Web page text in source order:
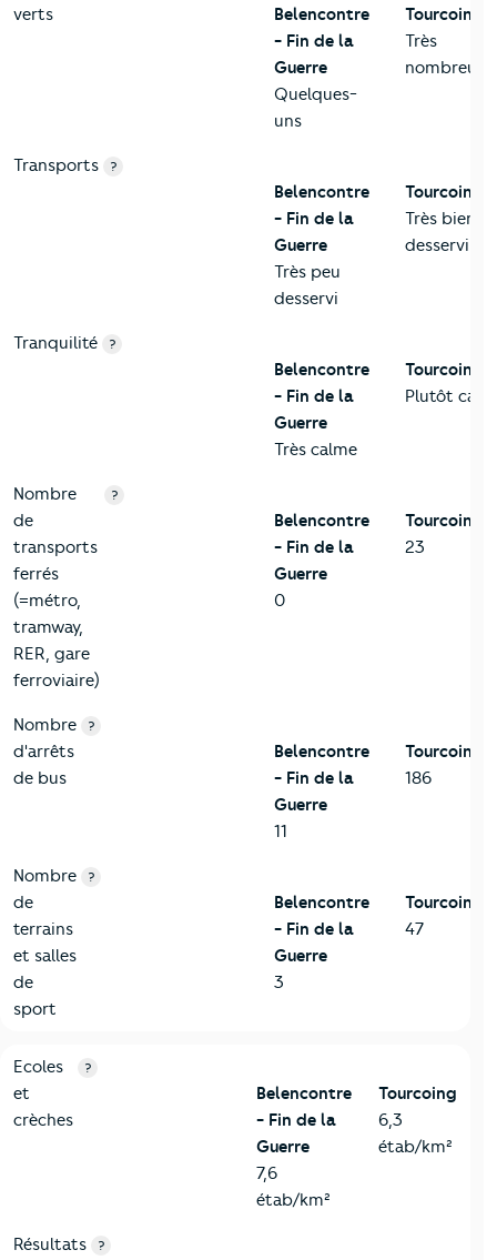
verts
Belencontre
- Fin de la
Guerre
Quelques-
uns
Tourcoing
Très
nombreux
Transports ?
Belencontre
- Fin de la
Guerre
Très peu
desservi
Tourcoing
Très bien
desservi
Tranquilité ?
Belencontre
- Fin de la
Guerre
Très calme
Tourcoing
Plutôt
Nombre
de
transports
ferrés
(=métro,
tramway,
RER, gare
ferroviaire)
?
Belencontre
- Fin de la
Guerre
0
Tourcoing
23
Nombre
d'arrêts
de bus
?
Belencontre
- Fin de la
Guerre
11
Tourcoing
186
Nombre
de
terrains
et salles
de
sport
?
Belencontre
- Fin de la
Guerre
3
Tourcoing
47
4-Education
Critères
Ecoles
et
crèches
?
Belencontre
- Fin de la
Guerre
7,6
étab/km²
Tourcoing
6,3
étab/km²
Résultats
?